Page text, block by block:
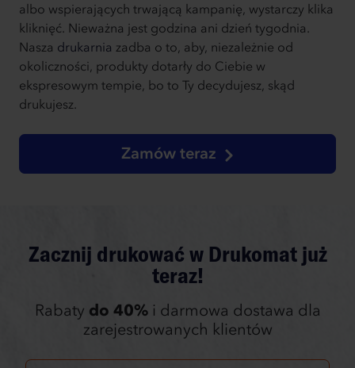
albo wspierających trwającą kampanię, wystarczy klika
kliknięć. Nieważna jest godzina ani dzień tygodnia.
Nasza drukarnia zadba o to, aby, niezależnie od
okoliczności, produkty dotarły do Ciebie w
ekspresowym tempie, bo to Ty decydujesz, skąd
drukujesz.
Zamów teraz
Zacznij drukować w Drukomat już
teraz!
Rabaty do 40%i darmowa dostawa dla
zarejestrowanych klientów